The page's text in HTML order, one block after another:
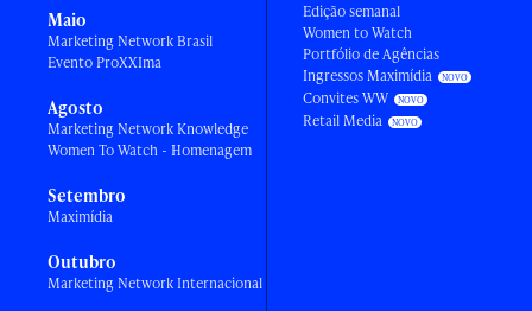
Maio
Marketing Network Brasil
Evento ProXXIma
Agosto
Marketing Network Knowledge
Women To Watch - Homenagem
Setembro
Maximídia
Outubro
Marketing Network Internacional
Edição semanal
Women to Watch
Portfólio de Agências
Ingressos Maximídia
Convites WW
Retail Media